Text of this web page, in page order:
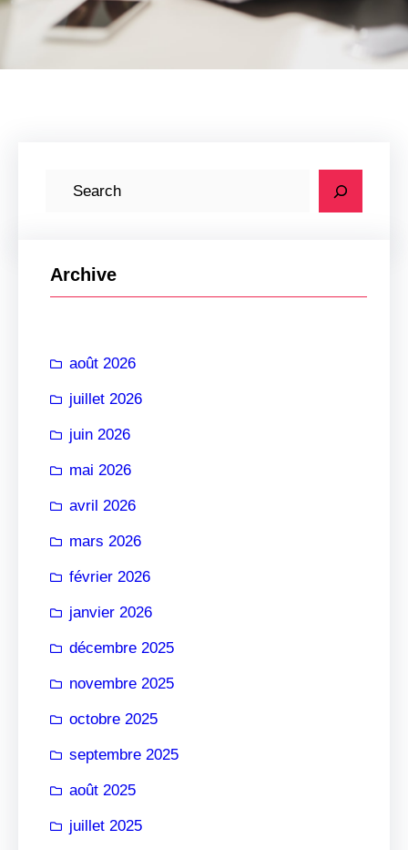
h
e
Archive
août 2026
juillet 2026
juin 2026
mai 2026
avril 2026
mars 2026
février 2026
janvier 2026
décembre 2025
novembre 2025
octobre 2025
septembre 2025
août 2025
juillet 2025